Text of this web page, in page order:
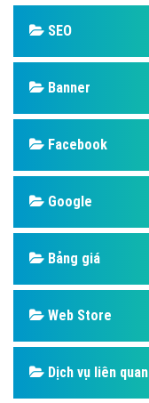
SEO
Banner
Facebook
Google
Bảng giá
Web Store
Dịch vụ liên quan